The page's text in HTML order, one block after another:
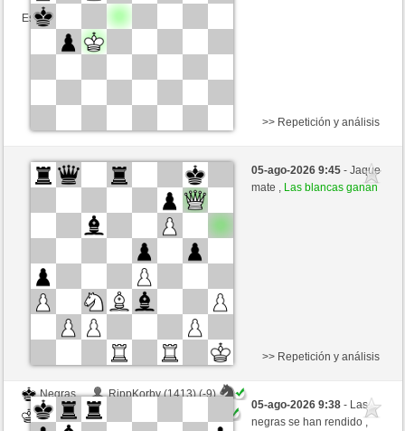
Esta partida es por puntos
Blancas
Marcos64 (1436) (+23)
Negras
GID1955 (1594) (-23)
Tiempo: 4 minutes/side + 8 seconds/move
Esta partida es por puntos
>> Repetición y análisis
05-ago-2026 9:45- Jaque
mate , Las blancas ganan
Negras
RippKorby (1413) (-9)
Blancas
>> Repetición y análisis
05-ago-2026 9:38- Las
negras se han rendido ,